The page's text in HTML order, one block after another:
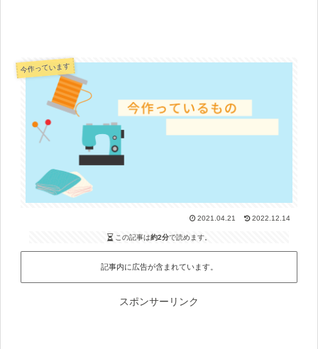
今作っています
2021.04.21 2022.12.14
この記事は約2分で読めます。
記事内に広告が含まれています。
スポンサーリンク